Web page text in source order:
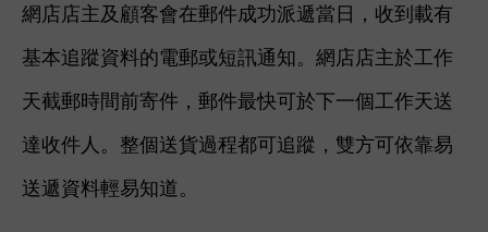
網店店主及顧客會在郵件成功派遞當日，收到載有
基本追蹤資料的電郵或短訊通知。網店店主於工作
天截郵時間前寄件，郵件最快可於下一個工作天送
達收件人。整個送貨過程都可追蹤，雙方可依靠易
送遞資料輕易知道。